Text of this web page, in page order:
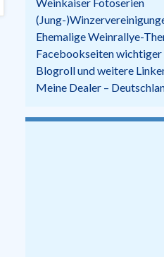
(Jung-
Ehemalige Weinrallye-
Facebookseiten
Blogroll und weitere
Meine Dealer –